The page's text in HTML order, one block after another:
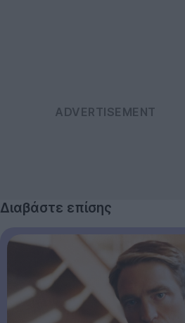
Διαβάστε επίσης